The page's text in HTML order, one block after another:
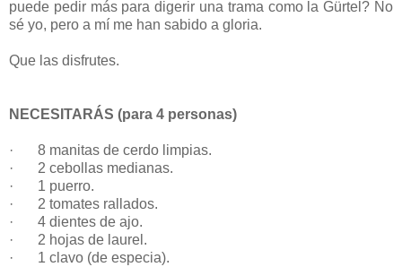
puede pedir más para digerir una trama como la Gürtel? No
sé yo, pero a mí me han sabido a gloria.
Que las disfrutes.
NECESITARÁS (para 4 personas)
·
8 manitas de cerdo limpias.
·
2 cebollas medianas.
·
1 puerro.
·
2 tomates rallados.
·
4 dientes de ajo.
·
2 hojas de laurel.
·
1 clavo (de especia).